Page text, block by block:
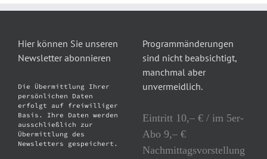
Hier können Sie unseren
Newsletter abonnieren
Die Übermittlung Ihrer
persönlichen Daten
erfolgt auf freiwilliger
Basis. Ihre Daten werden
ausschließlich zur
Übermittlung des
Newsletters gespeichert.
Programmänderungen
sind nicht beabsichtigt,
manchmal aber
unvermeidlich.
Eintritt 10,– € / im 5er-
Abo 9,– €
Nachmittagsvorstellung